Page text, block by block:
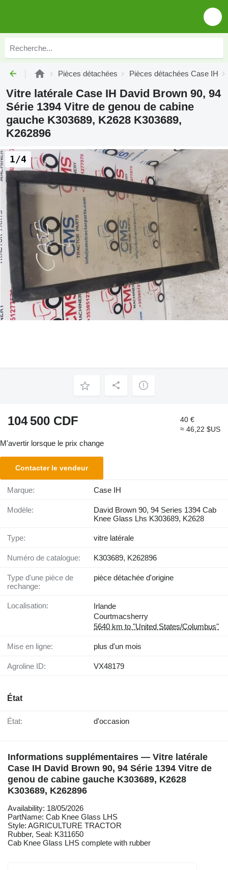
Pièces détachées Pièces détachées Case IH
Vitre latérale Case IH David Brown 90, 94
Série 1394 Vitre de genou de cabine
gauche K303689, K2628 K303689,
K262896
1/4
104 500 CDF
40 €
≈ 46,22 $US
M'avertir lorsque le prix change
Contacter le vendeur
Marque: Case IH
Modèle:
David Brown 90, 94 Series 1394 Cab
Knee Glass Lhs K303689, K2628
Type: vitre latérale
Numéro de catalogue: K303689, K262896
Type d'une pièce de
rechange:
pièce détachée d'origine
Localisation:
Irlande
Courtmacsherry
5640 km to "United States/Columbus"
Mise en ligne: plus d'un mois
Agroline ID: VX48179
État
État: d'occasion
Informations supplémentaires — Vitre latérale
Case IH David Brown 90, 94 Série 1394 Vitre de
genou de cabine gauche K303689, K2628
K303689, K262896
Availability: 18/05/2026
PartName: Cab Knee Glass LHS
Style: AGRICULTURE TRACTOR
Rubber, Seal: K311650
Cab Knee Glass LHS complete with rubber